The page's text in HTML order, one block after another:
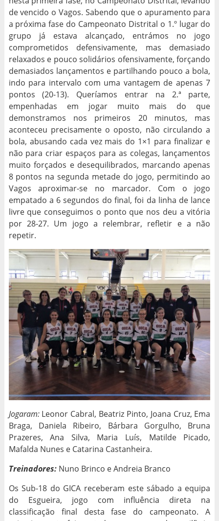
de vencido o Vagos. Sabendo que o apuramento para
a próxima fase do Campeonato Distrital o 1.º lugar do
grupo já estava alcançado, entrámos no jogo
comprometidos defensivamente, mas demasiado
relaxados e pouco solidários ofensivamente, forçando
demasiados lançamentos e partilhando pouco a bola,
indo para intervalo com uma vantagem de apenas 7
pontos (20-13). Queríamos entrar na 2.ª parte,
empenhadas em jogar muito mais do que
demonstramos nos primeiros 20 minutos, mas
aconteceu precisamente o oposto, não circulando a
bola, abusando cada vez mais do 1×1 para finalizar e
não para criar espaços para as colegas, lançamentos
muito forçados e desequilibrados, marcando apenas
8 pontos na segunda metade do jogo, permitindo ao
Vagos aproximar-se no marcador. Com o jogo
empatado a 6 segundos do final, foi da linha de lance
livre que conseguimos o ponto que nos deu a vitória
por 28-27. Um jogo a relembrar, refletir e a não
repetir.
Jogaram:Leonor Cabral, Beatriz Pinto, Joana Cruz, Ema
Braga, Daniela Ribeiro, Bárbara Gorgulho, Bruna
Prazeres, Ana Silva, Maria Luís, Matilde Picado,
Mafalda Nunes e Catarina Castanheira.
Treinadores: Nuno Brinco e Andreia Branco
Os Sub-18 do GICA receberam este sábado a equipa
do Esgueira, jogo com influência direta na
classificação final desta fase do campeonato. A